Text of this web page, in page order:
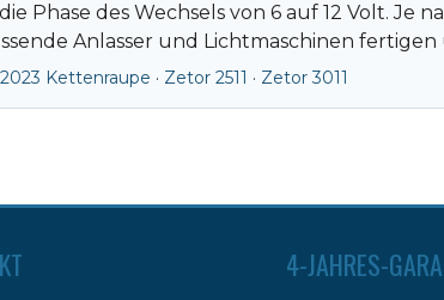
Phase des Wechsels von 6 auf 12 Volt.
Anlasser und Lichtmaschinen
Kettenraupe · Zetor 2511 · Zetor 3011
4-JAHRES-